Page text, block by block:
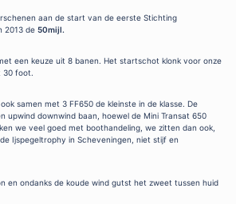
aan de start van de eerste Stichting
2013 de 50mijl.
een keuze uit 8 banen. Het startschot klonk voor onze
30 foot.
samen met 3 FF650 de kleinste in de klasse. De
upwind downwind baan, hoewel de Mini Transat 650
we veel goed met boothandeling, we zitten dan ook,
Ijspegeltrophy in Scheveningen, niet stijf en
en ondanks de koude wind gutst het zweet tussen huid